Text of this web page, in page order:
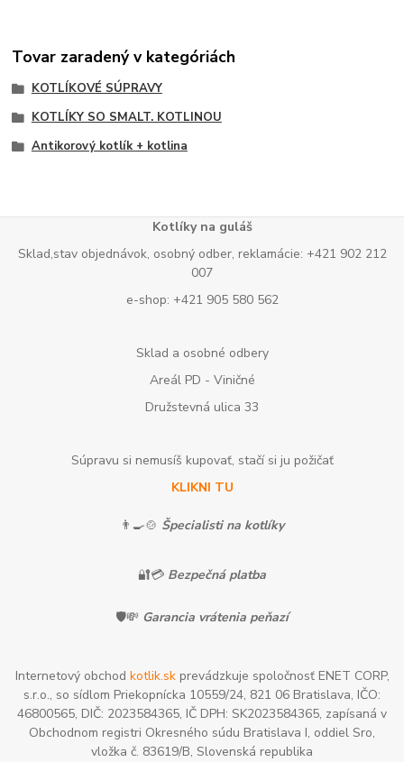
Tovar zaradený v kategóriách
KOTLÍKOVÉ SÚPRAVY
KOTLÍKY SO SMALT. KOTLINOU
Antikorový kotlík + kotlina
Kotlíky na guláš
Sklad,stav objednávok, osobný odber, reklamácie: +421 902 212
007
e-shop: +421 905 580 562
Sklad a osobné odbery
Areál PD - Viničné
Družstevná ulica 33
Súpravu si nemusíš kupovať, stačí si ju požičať
KLIKNI TU
👨‍🍳🍲 Špecialisti na kotlíky
🔐💳 Bezpečná platba
🛡️💸 Garancia vrátenia peňazí
Internetový obchod kotlik.skprevádzkuje spoločnosť ENET CORP,
s.r.o., so sídlom Priekopnícka 10559/24, 821 06 Bratislava, IČO:
46800565, DIČ: 2023584365, IČ DPH: SK2023584365, zapísaná v
Obchodnom registri Okresného súdu Bratislava I, oddiel Sro,
vložka č. 83619/B, Slovenská republika